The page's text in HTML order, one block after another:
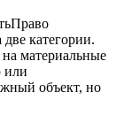
Право
категории.
на материальные
или
объект, но